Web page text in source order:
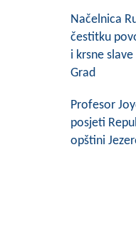
Načelnica
čestitku
i krsne
Grad
Profesor
posjeti
opštini